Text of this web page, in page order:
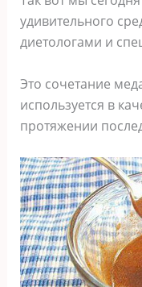
удивительного
диетологами и
Это сочетание
использyется в
протяжении